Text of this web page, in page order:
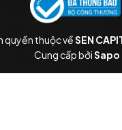
quyền thuộc vềSEN
Cung cấp bởiSapo